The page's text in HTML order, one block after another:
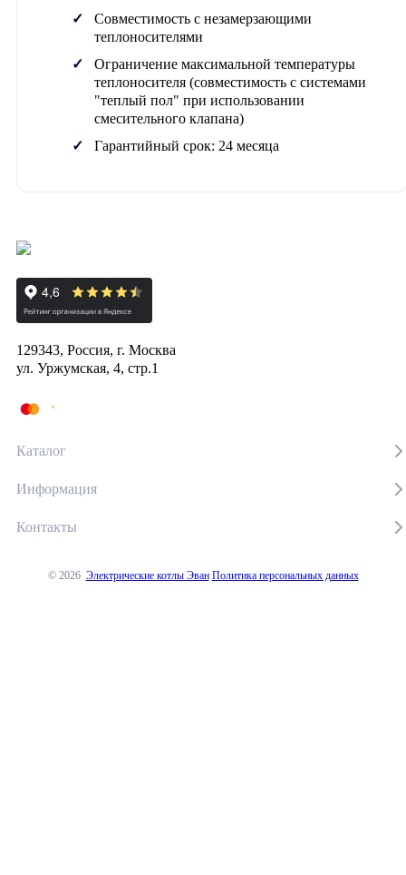
Совместимость с незамерзающими
теплоносителями
Ограничение максимальной температуры
теплоносителя (совместимость с системами
"теплый пол" при использовании
смесительного клапана)
Гарантийный срок: 24 месяца
129343, Россия, г. Москва
ул. Уржумская, 4, стр.1
Каталог
Информация
Контакты
© 2026 Электрические котлы Эван Политика персональных данных